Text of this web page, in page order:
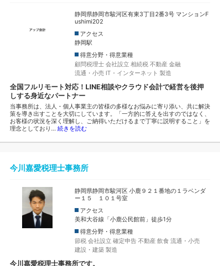
静岡県静岡市駿河区有東3丁目2番3号 マンションF
ushimi202
アクセス
静岡駅
得意分野・得意業種
顧問税理士 会社設立 相続税 不動産 金融
流通・小売 IT・インターネット 製造
全国フルリモート対応！LINE相談やクラウド会計で経営を後押
しする身近なパートナー
当事務所は、法人・個人事業主の皆様の多様なお悩みに寄り添い、共に解決
策を導き出すことを大切にしています。「一方的に答えを出すのではなく、
お客様の状況を深く理解し、ご納得いただけるまで丁寧に説明すること」を
理念としており… 続きを読む
今川嘉愛税理士事務所
静岡県静岡市駿河区 小鹿９２１番地の１ラベンダ
ー１５ １０１号室
アクセス
美和大谷線「小鹿公民館前」徒歩1分
得意分野・得意業種
節税 会社設立 確定申告 不動産 飲食 流通・小売
建設・建築 製造
今川嘉愛税理士事務所です。